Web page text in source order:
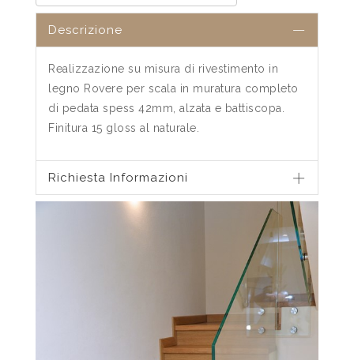
Descrizione
Realizzazione su misura di rivestimento in
legno Rovere per scala in muratura completo
di pedata spess 42mm, alzata e battiscopa.
Finitura 15 gloss al naturale.
Richiesta Informazioni